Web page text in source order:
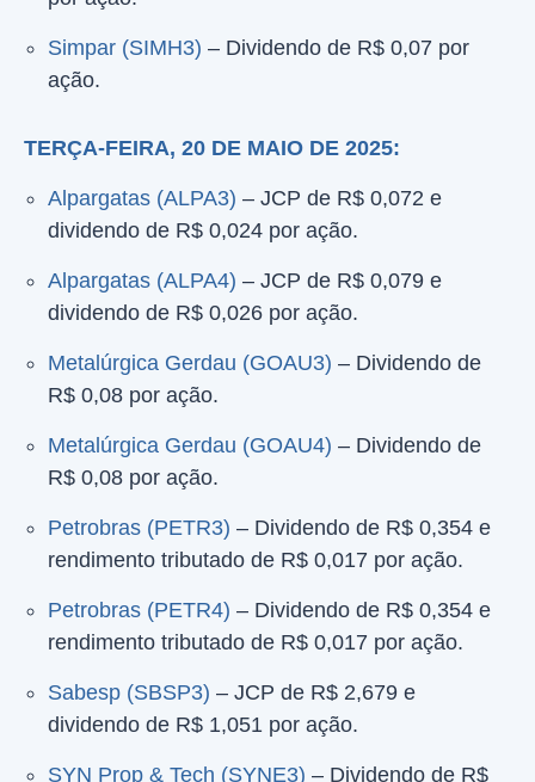
Simpar (SIMH3) – Dividendo de R$ 0,07 por
ação.
TERÇA-FEIRA, 20 DE MAIO DE 2025:
Alpargatas (ALPA3) – JCP de R$ 0,072 e
dividendo de R$ 0,024 por ação.
Alpargatas (ALPA4) – JCP de R$ 0,079 e
dividendo de R$ 0,026 por ação.
Metalúrgica Gerdau (GOAU3) – Dividendo de
R$ 0,08 por ação.
Metalúrgica Gerdau (GOAU4) – Dividendo de
R$ 0,08 por ação.
Petrobras (PETR3) – Dividendo de R$ 0,354 e
rendimento tributado de R$ 0,017 por ação.
Petrobras (PETR4) – Dividendo de R$ 0,354 e
rendimento tributado de R$ 0,017 por ação.
Sabesp (SBSP3) – JCP de R$ 2,679 e
dividendo de R$ 1,051 por ação.
SYN Prop & Tech (SYNE3) – Dividendo de R$